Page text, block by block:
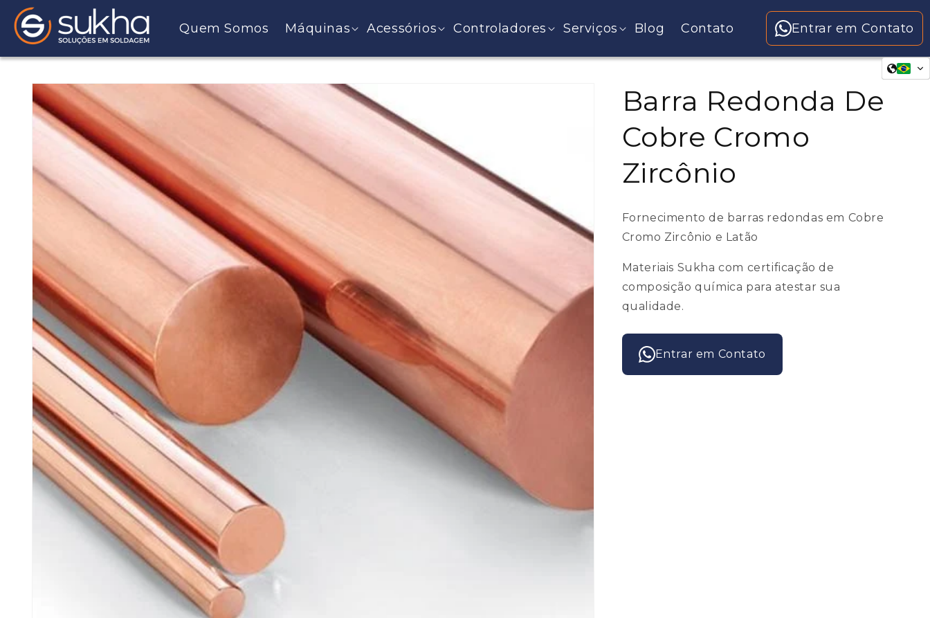
para o
conteúdo
Quem Somos Máquinas Acessórios Controladores Serviços Blog Contato Entrar em Contato
as
informações
do produto
Barra Redonda De
Cobre Cromo
Zircônio
Fornecimento de barras redondas em Cobre
Cromo Zircônio e Latão
Materiais Sukha com certificação de
composição química para atestar sua
qualidade.
Entrar em Contato